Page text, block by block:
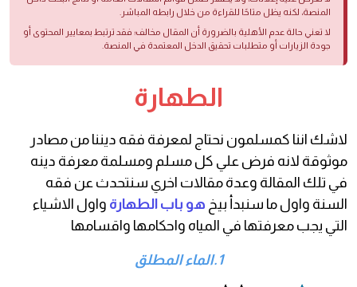
المنصة، لكنه يظل متاحًا للقراءة من خلال رابطه المباشر.
لا تعني حالة عدم الأهلية بالضرورة أن المقال مخالف؛ فقد ترتبط بمعايير المحتوى أو
جودة الزيارات أو متطلبات تحقيق الدخل المعتمدة في المنصة.
الطهارة
لاشك اننا كمسلمون نحتاج لمعرفة فقه ديننا من مصادر
موثوقة لانه فرض علي كل مسلم ومسلمة معرفة دينه
في تلك المقالة وعدة مقالات اخري سنتحدث عن فقه
السنة واول ما سنبدأ بيخ هو باب الطهارة واول الاشياء
التي يجب معرفتها في المياه واحكامها واقسامها
1.الماء المطلق